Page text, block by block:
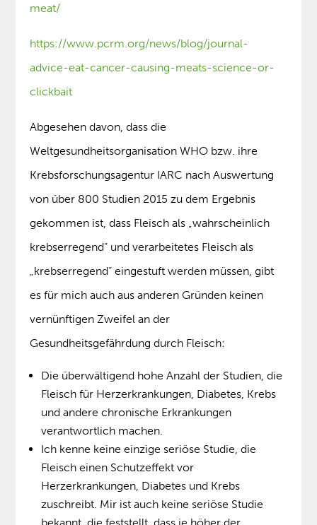
meat/
https://www.pcrm.org/news/blog/journal-
advice-eat-cancer-causing-meats-science-or-
clickbait
Abgesehen davon, dass die
Weltgesundheitsorganisation WHO bzw. ihre
Krebsforschungsagentur IARC nach Auswertung
von über 800 Studien 2015 zu dem Ergebnis
gekommen ist, dass Fleisch als „wahrscheinlich
krebserregend“ und verarbeitetes Fleisch als
„krebserregend“ eingestuft werden müssen, gibt
es für mich auch aus anderen Gründen keinen
vernünftigen Zweifel an der
Gesundheitsgefährdung durch Fleisch:
Die überwältigend hohe Anzahl der Studien, die
Fleisch für Herzerkrankungen, Diabetes, Krebs
und andere chronische Erkrankungen
verantwortlich machen.
Ich kenne keine einzige seriöse Studie, die
Fleisch einen Schutzeffekt vor
Herzerkrankungen, Diabetes und Krebs
zuschreibt. Mir ist auch keine seriöse Studie